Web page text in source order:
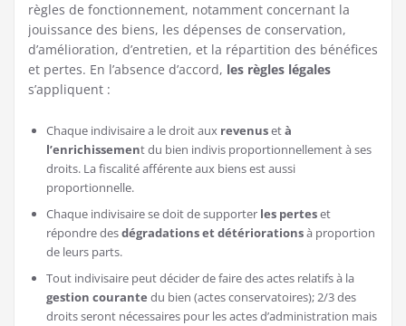
règles de fonctionnement, notamment concernant la
jouissance des biens, les dépenses de conservation,
d’amélioration, d’entretien, et la répartition des bénéfices
et pertes. En l’absence d’accord, les règles légales
s’appliquent :
Chaque indivisaire a le droit aux revenusetà
l’enrichissement du bien indivis proportionnellement à ses
droits. La fiscalité afférente aux biens est aussi
proportionnelle.
Chaque indivisaire se doit de supporter les perteset
répondre desdégradations et détériorationsà proportion
de leurs parts.
Tout indivisaire peut décider de faire des actes relatifs à la
gestion courante du bien (actes conservatoires); 2/3 des
droits seront nécessaires pour les actes d’administration mais